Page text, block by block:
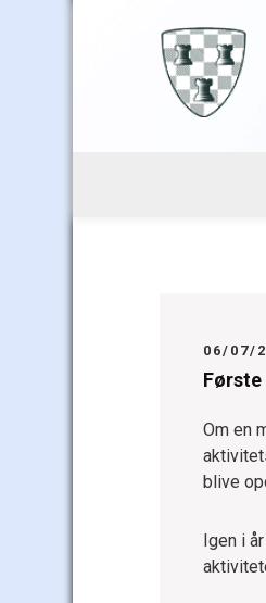
06/07/
Om en
blive
Igen i